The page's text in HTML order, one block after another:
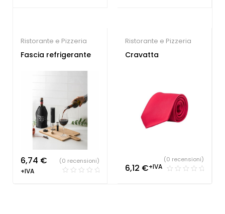
Ristorante e Pizzeria
Fascia refrigerante
6,74 €
+IVA
(0 recensioni)
Ristorante e Pizzeria
Cravatta
6,12 €+IVA
(0 recensioni)